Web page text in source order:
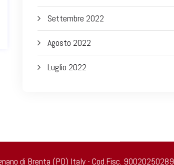
Settembre 2022
Agosto 2022
Luglio 2022
di Brenta (PD) Italy - Cod.Fisc. 90020250289